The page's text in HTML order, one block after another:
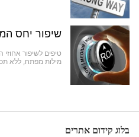
שיפור יחס
טיפים לשיפור
מילות מפתח, ללא
בלוג קידום אתרים